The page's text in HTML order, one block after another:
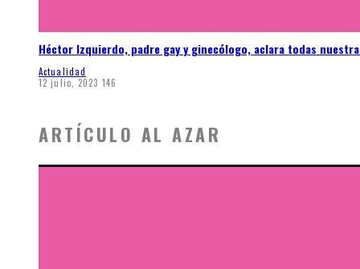
Héctor Izquierdo, padre gay y ginecólogo, aclara todas
Actualidad
12 julio, 2023 146
ARTÍCULO AL AZAR